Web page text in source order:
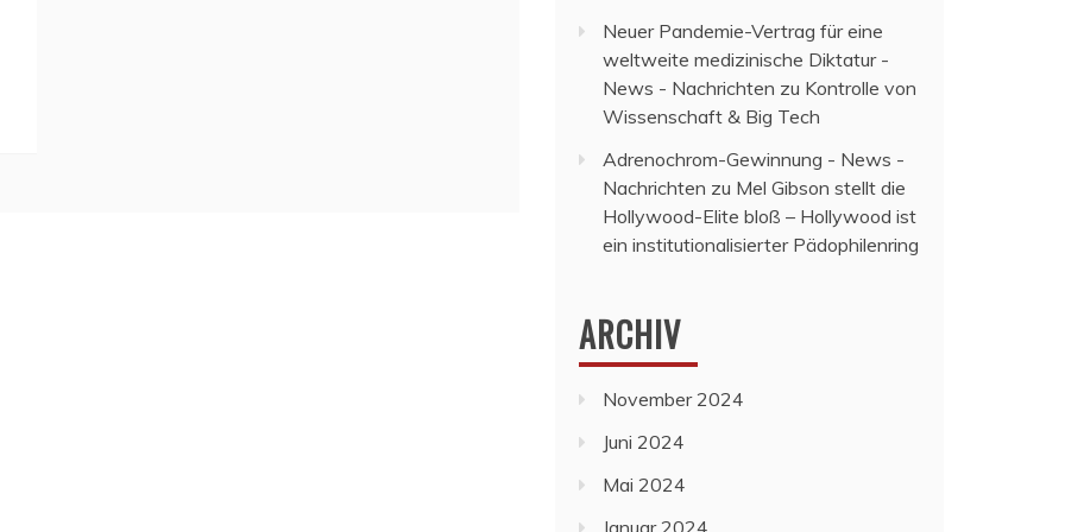
Neuer Pandemie-Vertrag für eine
weltweite medizinische Diktatur -
News - Nachrichten zu Kontrolle von
Wissenschaft & Big Tech
Adrenochrom-Gewinnung - News -
Nachrichten zu Mel Gibson stellt die
Hollywood-Elite bloß – Hollywood ist
ein institutionalisierter Pädophilenring
ARCHIV
November 2024
Juni 2024
Mai 2024
Januar 2024